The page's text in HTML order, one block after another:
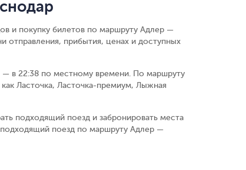
и покупку билетов по маршруту Адлер —
отправления, прибытия, ценах и доступных
— в 22:38 по местному времени. По маршруту
Ласточка, Ласточка-премиум, Лыжная
подходящий поезд и забронировать места
поезд по маршруту Адлер —